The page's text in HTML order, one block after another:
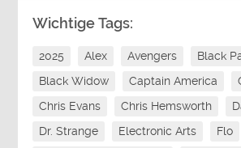
Wichtige Tags:
2025 Alex Avengers
Black
Black Widow
Captain America
Chris Evans
Chris Hemsworth
Dr. Strange
Electronic Arts Flo